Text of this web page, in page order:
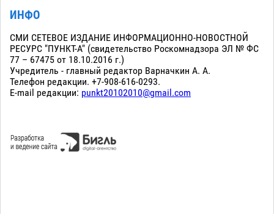
ИНФО
СМИ СЕТЕВОЕ ИЗДАНИЕ ИНФОРМАЦИОННО-НОВОСТНОЙ
РЕСУРС "ПУНКТ-А" (свидетельство Роскомнадзора ЭЛ № ФС
77 – 67475 от 18.10.2016 г.)
Учредитель - главный редактор Варначкин А. А.
Телефон редакции. +7-908-616-0293.
E-mail редакции: punkt20102010@gmail.com